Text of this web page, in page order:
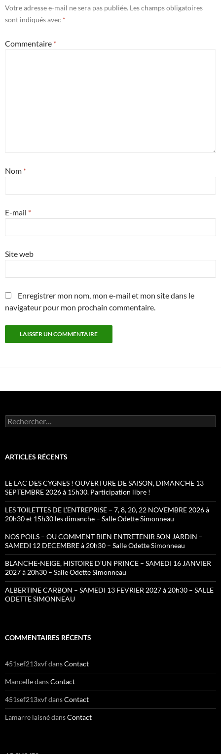
Votre adresse e-mail ne sera pas publiée. Les champs obligatoires
sont indiqués avec *
Commentaire *
Nom *
E-mail *
Site web
Enregistrer mon nom, mon e-mail et mon site dans le
navigateur pour mon prochain commentaire.
Rechercher :
ARTICLES RÉCENTS
LE LAC DES CYGNES ! OUVERTURE DE SAISON, DIMANCHE 13
SEPTEMBRE 2026 à 15h30. Participation libre !
LES TOILETTES DE L’ENTREPRISE – 7, 8, 20, 22 NOVEMBRE 2026 à
20h30 et 15h30 les dimanche – Salle Odette Simonneau
NOS POILS – OU COMMENT BIEN ENTRETENIR SON JARDIN –
SAMEDI 12 DECEMBRE à 20h30 – Salle Odette Simonneau
BLANCHE-NEIGE, HISTOIRE D’UN PRINCE – SAMEDI 16 JANVIER
2027 à 20h30 – Salle Odette Simonneau
ALBERTINE CARBON – SAMEDI 13 FEVRIER 2027 à 20h30 – SALLE
ODETTE SIMONNEAU
COMMENTAIRES RÉCENTS
451sef213xvfdansContact
MancelledansContact
451sef213xvfdansContact
Lamarre laisnédansContact